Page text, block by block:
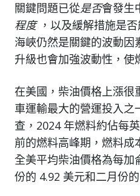
關鍵問題已從是否會發生
程度 ，以及緩解措施是
海峽仍然是關鍵的波動
升級也會加強波動性，使
在美國，柴油價格上漲很
車運輸最大的營運投入之
查，2024 年燃料約佔每
前的燃料高峰期，燃料成
全美平均柴油價格為每加
份的 4.92 美元和二月份